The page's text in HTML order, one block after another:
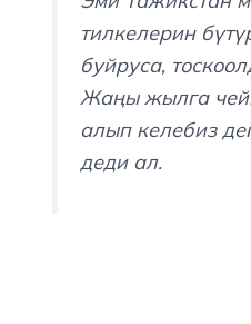
тилкелерин
буйруса,
Жаңы жылга
алып келебиз
деди ал.